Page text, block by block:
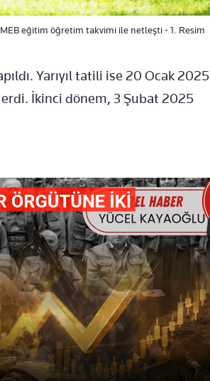
eğitim öğretim takvimi ile netleşti - 1. Resim
Yarıyıl tatili ise 20 Ocak 2025
erdi. İkinci dönem, 3 Şubat 2025